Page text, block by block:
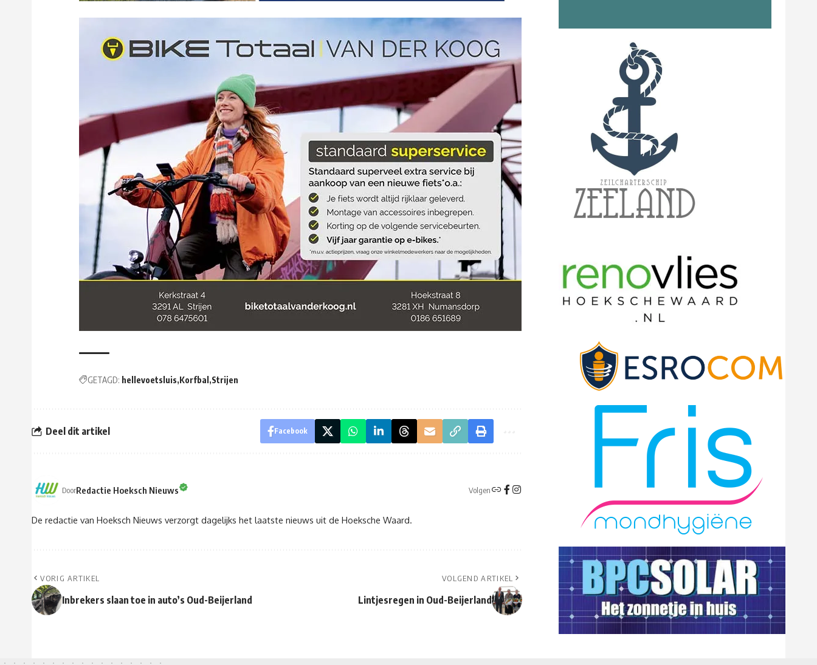
GETAGD: hellevoetsluis Korfbal Strijen
Deel dit artikel Facebook
DoorRedactie Hoeksch Nieuws Volgen
De redactie van Hoeksch Nieuws verzorgt dagelijks het laatste nieuws uit de Hoeksche Waard.
VORIG ARTIKEL
Inbrekers slaan toe in auto’s Oud-Beijerland
VOLGEND ARTIKEL
Lintjesregen in Oud-Beijerland